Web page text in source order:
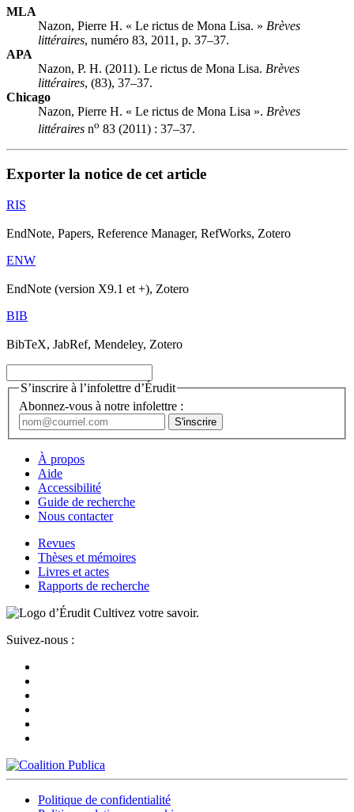
MLA
Nazon, Pierre H. « Le rictus de Mona Lisa. » Brèves
littéraires, numéro 83, 2011, p. 37–37.
APA
Nazon, P. H. (2011). Le rictus de Mona Lisa. Brèves
littéraires, (83), 37–37.
Chicago
Nazon, Pierre H. « Le rictus de Mona Lisa ». Brèves
littéraires no 83 (2011) : 37–37.
Exporter la notice de cet article
RIS
EndNote, Papers, Reference Manager, RefWorks, Zotero
ENW
EndNote (version X9.1 et +), Zotero
BIB
BibTeX, JabRef, Mendeley, Zotero
S’inscrire à l’infolettre d’Érudit
Abonnez-vous à notre infolettre :
À propos
Aide
Accessibilité
Guide de recherche
Nous contacter
Revues
Thèses et mémoires
Livres et actes
Rapports de recherche
Cultivez votre savoir.
Suivez-nous :
Politique de confidentialité